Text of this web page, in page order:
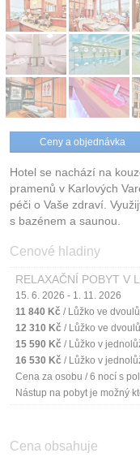
Ceny a objednávka
Hotel se nachází na
pramenů v Karlových
péči o Vaše zdraví.
s bazénem a saunou.
Cenové hladiny
RELAXAČNÍ POBYT V
15. 6. 2026 - 1. 11. 2026
11 840 Kč / Lůžko ve
12 310 Kč / Lůžko ve
15 590 Kč / Lůžko v
16 530 Kč / Lůžko v
Cena za osobu / 6 nocí s
Nástup na pobyt je možný
Cena obsahuje